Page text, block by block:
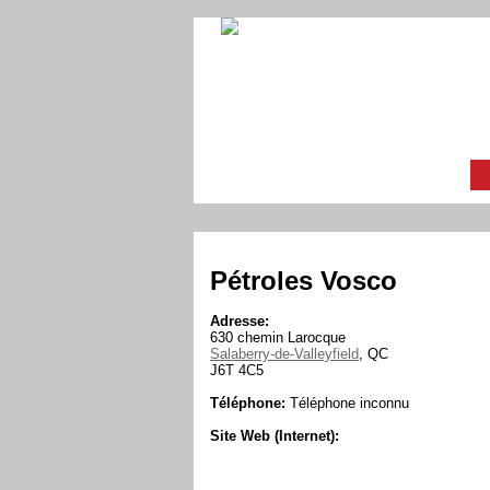
Pétroles Vosco
Adresse:
630 chemin Larocque
Salaberry-de-Valleyfield, QC
J6T 4C5
Téléphone: Téléphone inconnu
Site Web (Internet):